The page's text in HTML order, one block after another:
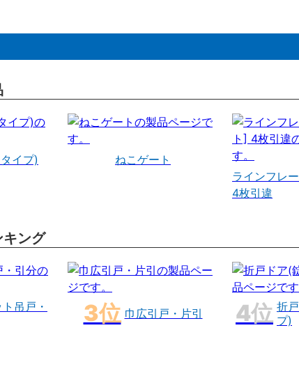
イプ)
ねこゲート
ラインフレ
4枚引違
ング
吊戸・
巾広引戸・片引
折
プ)